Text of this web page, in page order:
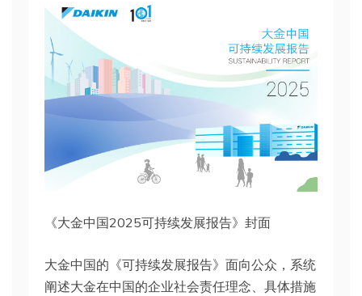
《大金中国2025可持续发展报告》封面
大金中国的《可持续发展报告》面向公众，系统
阐述大金在中国的企业社会责任理念、具体措施